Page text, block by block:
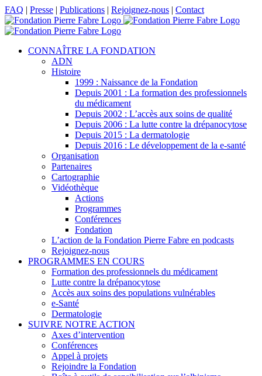
Passer
au
contenu
Facebook
X
LinkedIn
YouTube
FAQ | Presse | Publications | Rejoignez-nous | Contact
CONNAÎTRE LA FONDATION
ADN
Histoire
1999 : Naissance de la Fondation
Depuis 2001 : La formation des professionnels
du médicament
Depuis 2002 : L’accès aux soins de qualité
Depuis 2006 : La lutte contre la drépanocytose
Depuis 2015 : La dermatologie
Depuis 2016 : Le développement de la e-santé
Organisation
Partenaires
Cartographie
Vidéothèque
Actions
Programmes
Conférences
Fondation
L’action de la Fondation Pierre Fabre en podcasts
Rejoignez-nous
PROGRAMMES EN COURS
Formation des professionnels du médicament
Lutte contre la drépanocytose
Accès aux soins des populations vulnérables
e-Santé
Dermatologie
SUIVRE NOTRE ACTION
Axes d’intervention
Conférences
Appel à projets
Rejoindre la Fondation